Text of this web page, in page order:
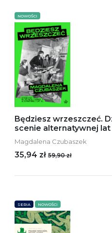
NOWOŚCI
Będziesz wrzeszczeć.
scenie alternatywnej lat
Magdalena Czubaszek
35,94 zł 59,90 zł
SERIA NOWOŚCI